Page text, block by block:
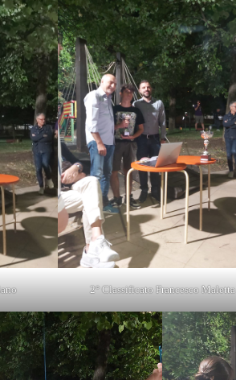
2° Classificato Francesco Maletta